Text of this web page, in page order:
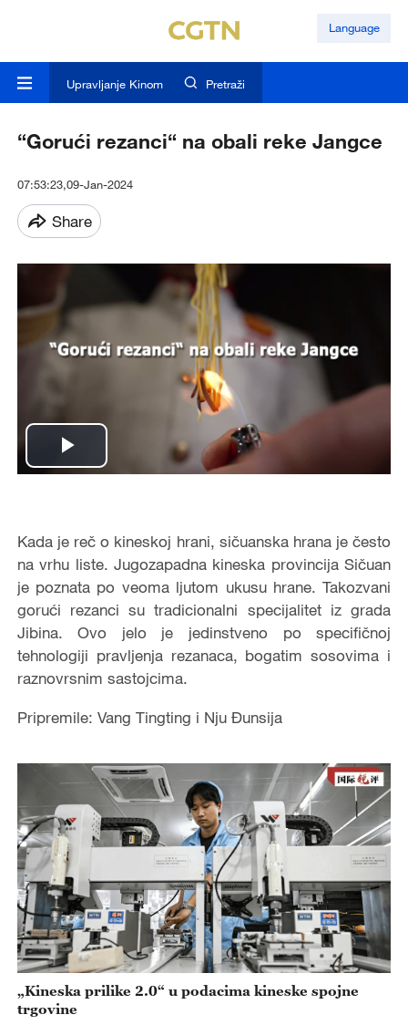
Language
Upravljanje Kinom Pretraži
“Gorući rezanci“ na obali reke Jangce
07:53:23,09-Jan-2024
Share
Play
Kada je reč o kineskoj hrani, sičuanska hrana je često
na vrhu liste. Jugozapadna kineska provincija Sičuan
je poznata po veoma ljutom ukusu hrane. Takozvani
gorući rezanci su tradicionalni specijalitet iz grada
Jibina. Ovo jelo je jedinstveno po specifičnoj
tehnologiji pravljenja rezanaca, bogatim sosovima i
raznovrsnim sastojcima.
Pripremile: Vang Tingting i Nju Đunsija
„Kineska prilike 2.0“ u podacima kineske spojne
trgovine